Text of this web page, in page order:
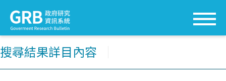
搜尋結果詳目內容